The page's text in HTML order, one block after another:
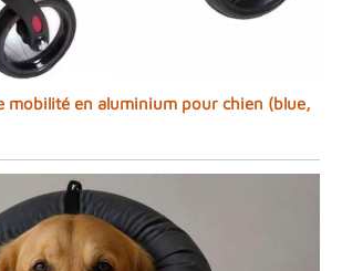
mobilité en aluminium pour chien (blue,